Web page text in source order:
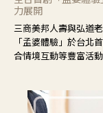
力展開
三商美邦人壽與弘道
「孟婆體驗」於台北
合情境互動等豐富活